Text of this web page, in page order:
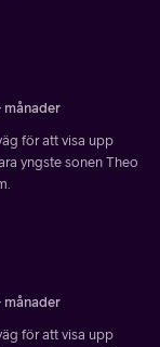
månader
för att visa upp
yngste sonen Theo
månader
för att visa upp